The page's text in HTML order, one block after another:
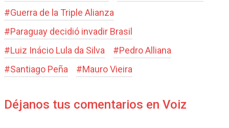
#Guerra de la Triple Alianza
#Paraguay decidió invadir Brasil
#Luiz Inácio Lula da Silva #Pedro Alliana
#Santiago Peña #Mauro Vieira
Déjanos tus comentarios en Voiz